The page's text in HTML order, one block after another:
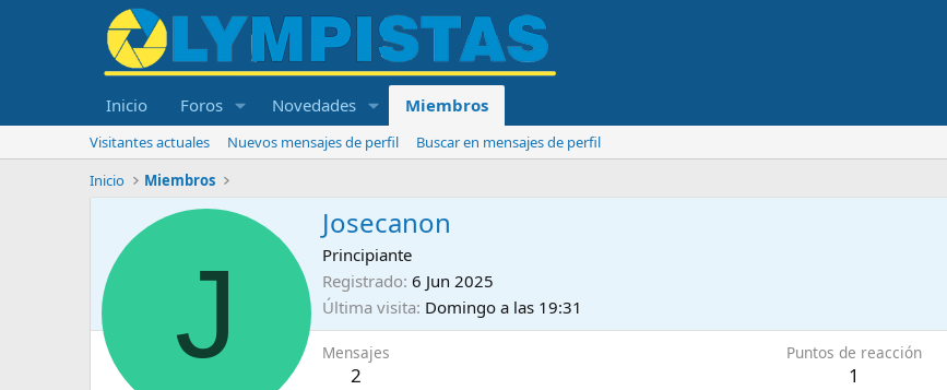
Inicio Foros Novedades Miembros
Visitantes actuales Nuevos mensajes de perfil
Buscar en mensajes de perfil
Inicio
Miembros
J
Josecanon
Principiante
Registrado 6 Jun 2025
Última visita Domingo a las 19:31
Mensajes
2
Puntos de reacción
1